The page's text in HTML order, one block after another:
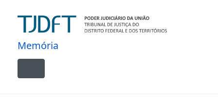
Memória
Toggle navigation